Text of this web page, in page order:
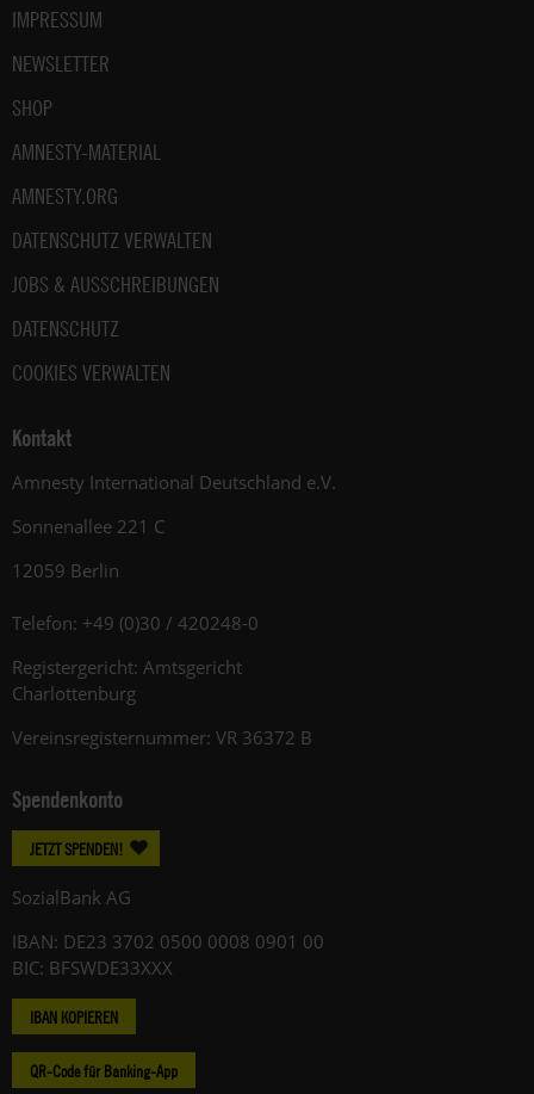
IMPRESSUM
NEWSLETTER
SHOP
AMNESTY-MATERIAL
AMNESTY.ORG
DATENSCHUTZ VERWALTEN
JOBS & AUSSCHREIBUNGEN
DATENSCHUTZ
COOKIES VERWALTEN
Kontakt
Amnesty International Deutschland e.V.
Sonnenallee 221 C
12059 Berlin
Telefon: +49 (0)30 / 420248-0
Registergericht: Amtsgericht
Charlottenburg
Vereinsregisternummer: VR 36372 B
Spendenkonto
JETZT SPENDEN!
SozialBank AG
IBAN: DE23 3702 0500 0008 0901 00
BIC: BFSWDE33XXX
IBAN KOPIEREN
QR-Code für Banking-App